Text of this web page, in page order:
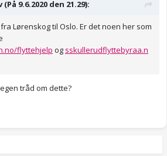
9.6.2020 den 21.29):
Lørenskog til Oslo. Er det noen her som
flyttehjelp og sskullerudflyttebyraa.n
tråd om dette?